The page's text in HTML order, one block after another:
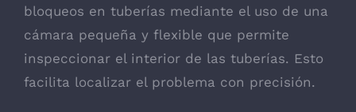
bloqueos en tuberías mediante el uso de una
cámara pequeña y flexible que permite
inspeccionar el interior de las tuberías. Esto
facilita localizar el problema con precisión.